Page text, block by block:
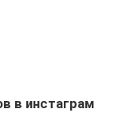
в инстаграм